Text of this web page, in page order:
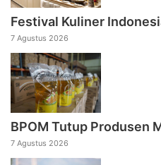
Festival Kuliner
7 Agustus 2026
BPOM Tutup Produsen
7 Agustus 2026